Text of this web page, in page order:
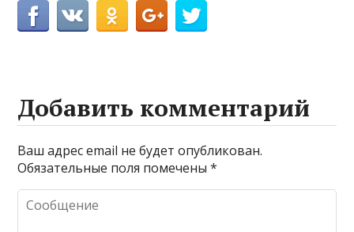
Добавить комментарий
Ваш адрес email не будет опубликован.
Обязательные поля помечены*